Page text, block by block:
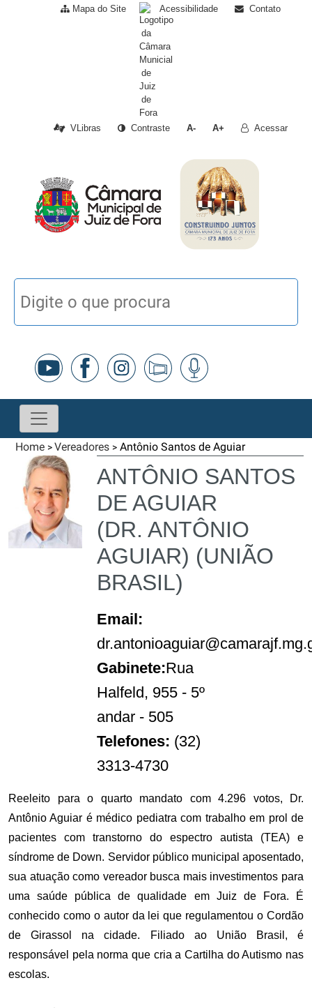
Mapa do Site Acessibilidade Contato
VLibras Contraste A- A+ Acessar
Home >Vereadores > Antônio Santos de Aguiar
ANTÔNIO SANTOS
DE AGUIAR
(DR. ANTÔNIO
AGUIAR) (UNIÃO
BRASIL)
Email:
Gabinete:Rua
Halfeld, 955 - 5º
andar - 505
Telefones: (32)
3313-4730
Reeleito para o quarto mandato com 4.296 votos, Dr.
Antônio Aguiar é médico pediatra com trabalho em prol de
pacientes com transtorno do espectro autista (TEA) e
síndrome de Down. Servidor público municipal aposentado,
sua atuação como vereador busca mais investimentos para
uma saúde pública de qualidade em Juiz de Fora. É
conhecido como o autor da lei que regulamentou o Cordão
de Girassol na cidade. Filiado ao União Brasil, é
responsável pela norma que cria a Cartilha do Autismo nas
escolas.